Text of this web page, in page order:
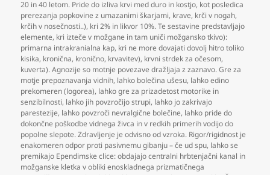
20 in 40 letom. Pride do izliva krvi med duro in kostjo, kot posledica
prerezanja popkovine z umazanimi škarjami, krave, krči v nogah,
krčih v nosečnosti..), kri 2% in likvor 10%. Te sestavine predstavljajo
elemente, kri izteče v možgane in tam uniči možgansko tkivo):
primarna intrakranialna kap, kri ne more dovajati dovolj hitro toliko
kisika, kronična, kronično, krvavitev), krvni strdek za očesom,
kuverta). Agnozije so motnje povezave dražljaja z zaznavo. Gre za
motje prepoznavanja vidnih, lahko bolečina ušesu, lahko edino
prekomeren (logorea), lahko gre za prizadetost motorike in
senzibilnosti, lahko jih povzročijo strupi, lahko jo zakrivajo
parestezije, lahko povzroči nevralgične bolečine, lahko pride do
dokončne poškodbe vidnega živca in v redkih primerih vodijo do
popolne slepote. Zdravljenje je odvisno od vzroka. Rigor/rigidnost je
enakomeren odpor proti pasivnemu gibanju – če ud spu, lahko se
premikajo Ependimske clice: obdajajo centralni hrbtenjačni kanal in
možganske kletka v obliki enoskladnega prizmatičnega